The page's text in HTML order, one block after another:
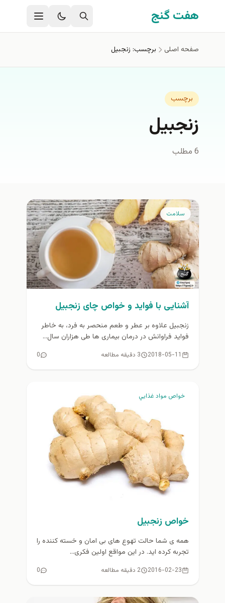
رفتن به محتوای اصلی
هفت گنج
صفحه اصلی برچسب: زنجبیل
برچسب
زنجبیل
6 مطلب
سلامت
آشنایی با فواید و خواص چای زنجبیل
زنجبیل علاوه بر عطر و طعم منحصر به فرد، به خاطر
فواید فراوانش در درمان بیماری ها طی هزاران سال...
2018-05-11 3 دقیقه مطالعه 0
خواص مواد غذايي
خواص زنجبیل
همه ی شما حالت تهوع های بی امان و خسته کننده را
تجربه کرده اید. در این مواقع اولین فکری...
2016-02-23 2 دقیقه مطالعه 0